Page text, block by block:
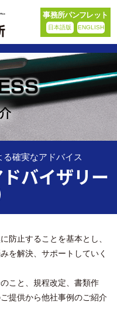
事務所パンフレット
日本語版 ENGLISH
確実なアドバイス
バイザリー
防止することを基本とし、
を解決、サポートしていく
こと、規程改定、書類作
提供から他社事例のご紹介